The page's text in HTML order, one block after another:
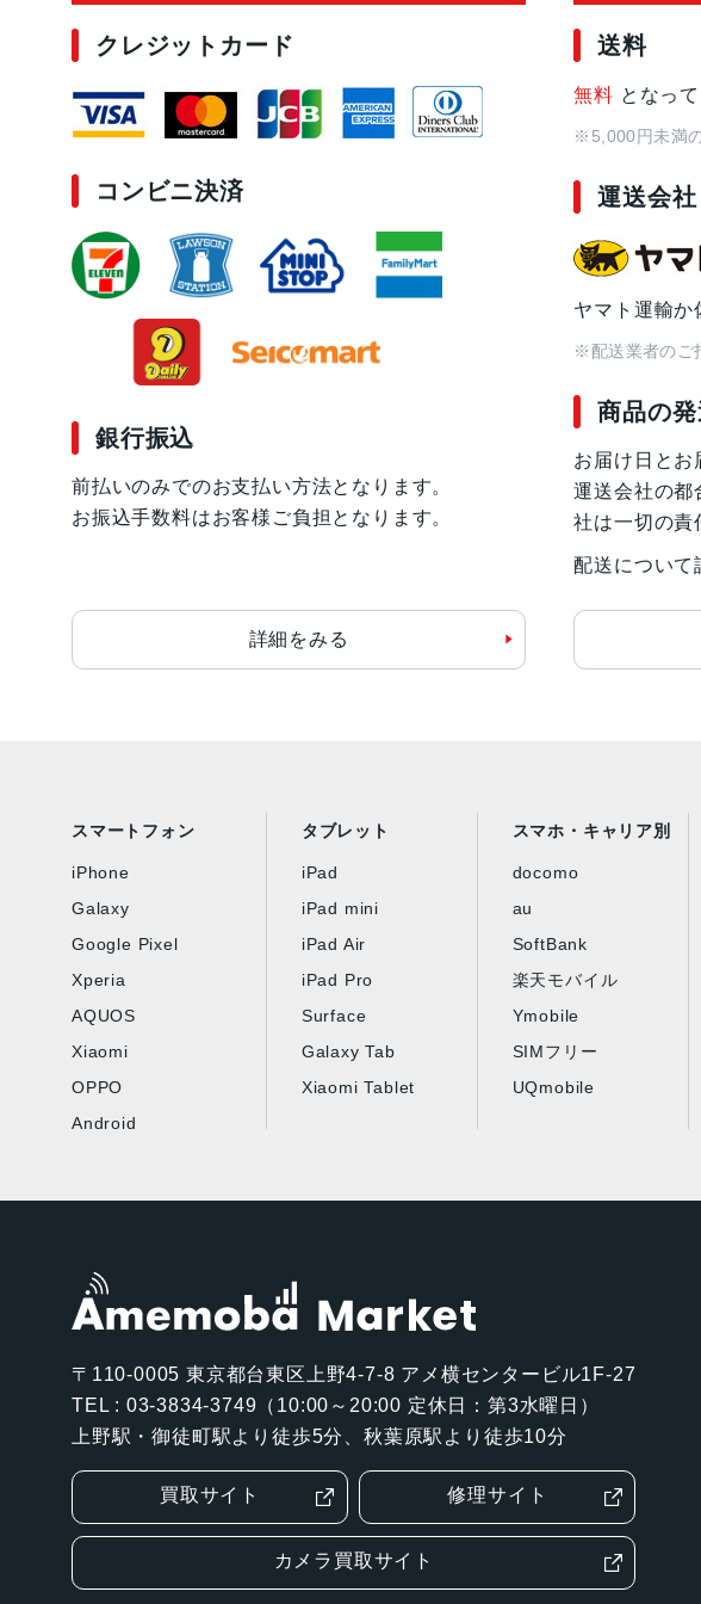
クレジットカード
コンビニ決済
銀行振込
前払いのみでのお支払い方法となります。
お振込手数料はお客様ご負担となります。
詳細をみる
送料
無料 となっ
※5,000円未満
運送会社
ヤマト運輸か
※配送業者のご
商品の
お届け日とお
運送会社の都
社は一切の責
配送について
スマートフォン
iPhone
Galaxy
Google Pixel
Xperia
AQUOS
Xiaomi
OPPO
Android
タブレット
iPad
iPad mini
iPad Air
iPad Pro
Surface
Galaxy Tab
Xiaomi Tablet
スマホ・キャリア別
docomo
au
SoftBank
楽天モバイル
Ymobile
SIMフリー
UQmobile
〒110-0005 東京都台東区上野4-7-8 アメ横センタービル1F-27
TEL : 03-3834-3749（10:00～20:00 定休日：第3水曜日）
上野駅・御徒町駅より徒歩5分、秋葉原駅より徒歩10分
買取サイト 修理サイト
カメラ買取サイト